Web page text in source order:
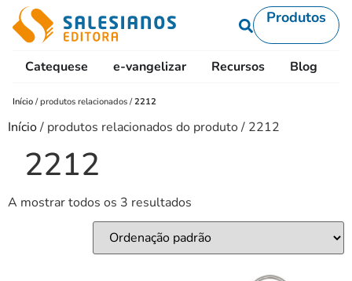
Produtos
Catequese e-vangelizar Recursos Blog
Início /produtos relacionados /2212
Início/ produtos relacionados do produto / 2212
2212
A mostrar todos os 3 resultados